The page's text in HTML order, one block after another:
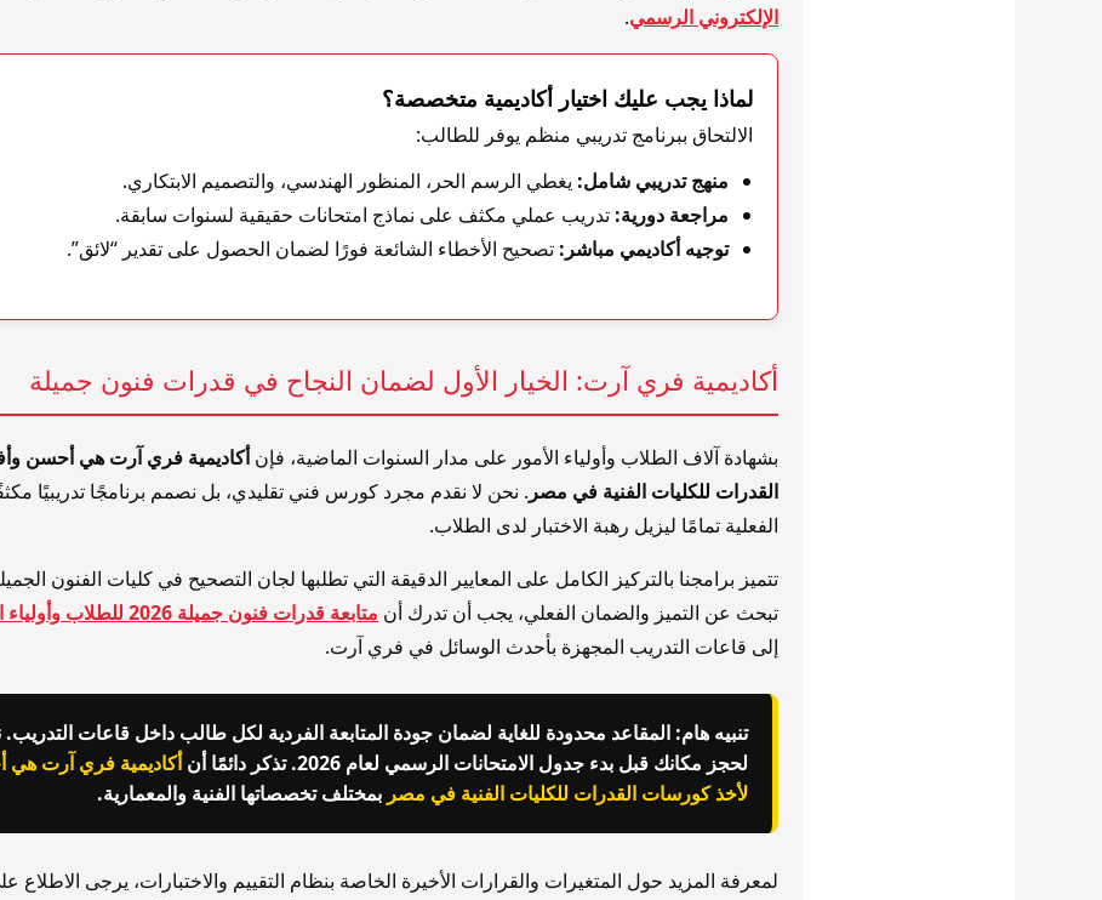
الإلكتروني الرسمي.
لماذا يجب عليك اختيار أكاديمية متخصصة؟
الالتحاق ببرنامج تدريبي منظم يوفر للطالب:
منهج تدريبي شامل: يغطي الرسم الحر، المنظور الهندسي، والتصميم الابتكاري.
مراجعة دورية: تدريب عملي مكثف على نماذج امتحانات حقيقية لسنوات سابقة.
توجيه أكاديمي مباشر: تصحيح الأخطاء الشائعة فورًا لضمان الحصول على تقدير “لائق”.
أكاديمية فري آرت: الخيار الأول لضمان النجاح في قدرات فنون جميلة
بشهادة آلاف الطلاب وأولياء الأمور على مدار السنوات الماضية، فإنأكاديمية فري آرت هي أحسن
القدرات للكليات الفنية في مصر . نحن لا نقدم مجرد كورس فني تقليدي، بل نصمم برنامجًا تدريبيًا
الفعلية تمامًا ليزيل رهبة الاختبار لدى الطلاب.
تتميز برامجنا بالتركيز الكامل على المعايير الدقيقة التي تطلبها لجان التصحيح في كليات الفنون
تبحث عن التميز والضمان الفعلي، يجب أن تدرك أن متابعة قدرات فنون جميلة 2026 للطلاب وأولياء الأمور
إلى قاعات التدريب المجهزة بأحدث الوسائل في فري آرت.
تنبيه هام: المقاعد محدودة للغاية لضمان جودة المتابعة الفردية لكل طالب داخل قاعات
لحجز مكانك قبل بدء جدول الامتحانات الرسمي لعام 2026. تذكر دائمًا أن
أكاديمية فري آرت
لأخذ كورسات القدرات للكليات الفنية في مصر بمختلف تخصصاتها الفنية والمعمارية.
لمعرفة المزيد حول المتغيرات والقرارات الأخيرة الخاصة بنظام التقييم والاختبارات، يرجى الاطلاع